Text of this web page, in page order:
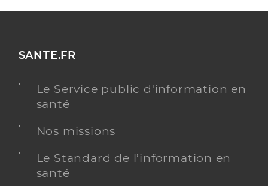
SANTE.FR
Le Service public d'information en
santé
Nos missions
Le Standard de l’information en
santé